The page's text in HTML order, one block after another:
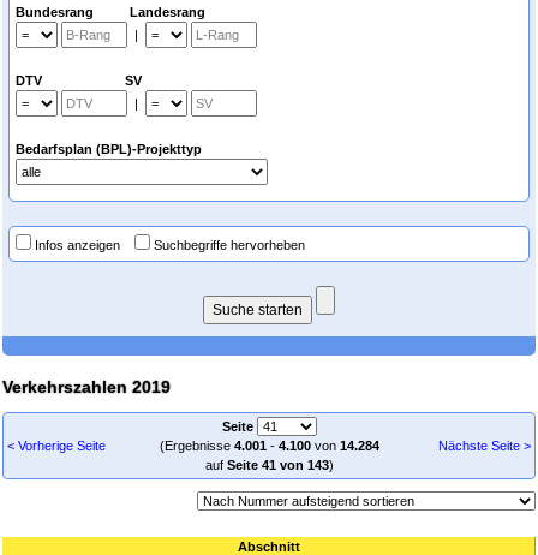
Bundesrang Landesrang
|
DTV SV
|
Bedarfsplan (BPL)-Projekttyp
Infos anzeigen Suchbegriffe hervorheben
Verkehrszahlen 2019
< Vorherige Seite
Seite
(Ergebnisse 4.001- 4.100von 14.284
auf Seite 41 von 143)
Nächste Seite >
Abschnitt